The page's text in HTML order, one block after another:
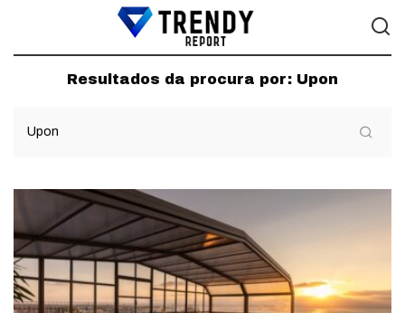
Resultados da procura por: Upon